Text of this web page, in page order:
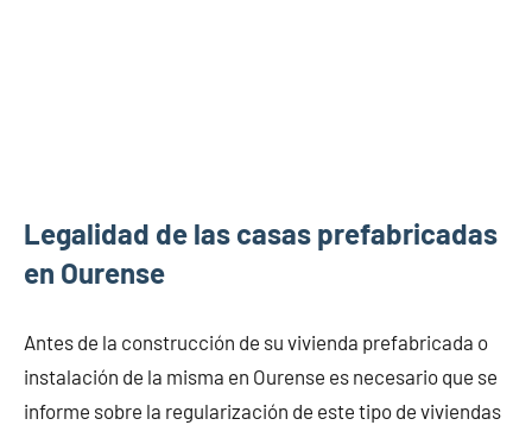
Legalidad de las casas prefabricadas
en Ourense
Antes de la construcción de su vivienda prefabricada o
instalación de la misma en Ourense es necesario que se
informe sobre la regularización de este tipo de viviendas